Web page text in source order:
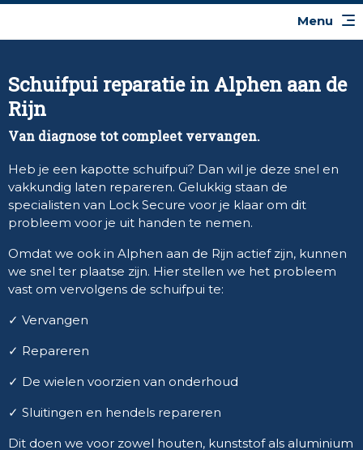
Schuifpui reparatie in Alphen aan de
Rijn
Van diagnose tot compleet vervangen.
Heb je een kapotte schuifpui? Dan wil je deze snel en
vakkundig laten repareren. Gelukkig staan de
specialisten van Lock Secure voor je klaar om dit
probleem voor je uit handen te nemen.
Omdat we ook in Alphen aan de Rijn actief zijn, kunnen
we snel ter plaatse zijn. Hier stellen we het probleem
vast om vervolgens de schuifpui te:
✓ Vervangen
✓ Repareren
✓ De wielen voorzien van onderhoud
✓ Sluitingen en hendels repareren
Dit doen we voor zowel houten, kunststof als aluminium